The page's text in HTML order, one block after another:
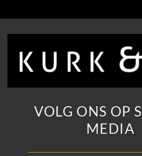
VOLG ONS OP
MEDIA